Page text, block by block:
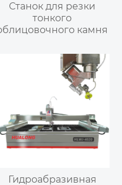
Станок для резки
тонкого
камня
Гидроабразивная